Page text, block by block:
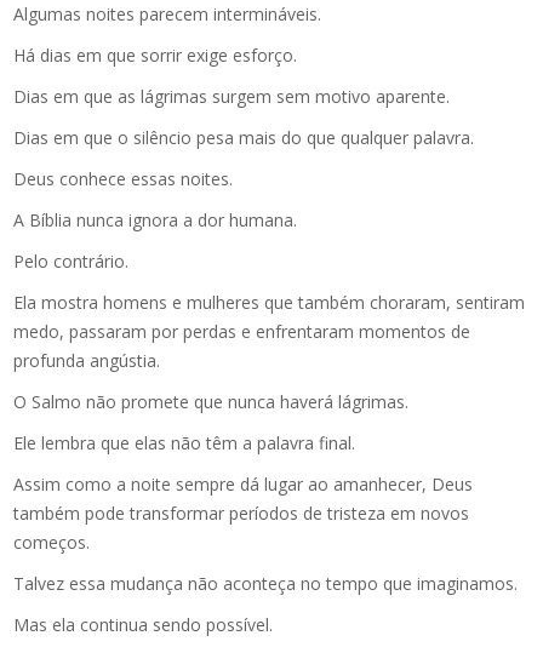
Algumas noites parecem intermináveis.
Há dias em que sorrir exige esforço.
Dias em que as lágrimas surgem sem motivo aparente.
Dias em que o silêncio pesa mais do que qualquer palavra.
Deus conhece essas noites.
A Bíblia nunca ignora a dor humana.
Pelo contrário.
Ela mostra homens e mulheres que também choraram, sentiram
medo, passaram por perdas e enfrentaram momentos de
profunda angústia.
O Salmo não promete que nunca haverá lágrimas.
Ele lembra que elas não têm a palavra final.
Assim como a noite sempre dá lugar ao amanhecer, Deus
também pode transformar períodos de tristeza em novos
começos.
Talvez essa mudança não aconteça no tempo que imaginamos.
Mas ela continua sendo possível.